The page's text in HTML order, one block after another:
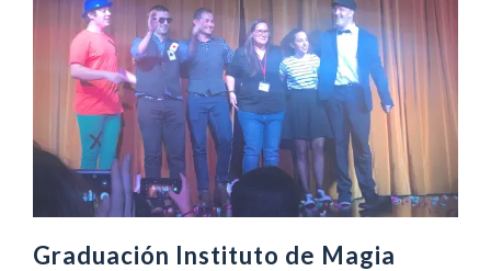
Graduación Instituto de Magia